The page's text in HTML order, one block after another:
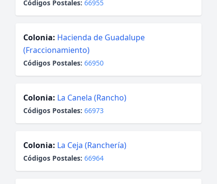
Códigos Postales: 66955
Colonia: Hacienda de Guadalupe
(Fraccionamiento)
Códigos Postales: 66950
Colonia: La Canela (Rancho)
Códigos Postales: 66973
Colonia: La Ceja (Ranchería)
Códigos Postales: 66964